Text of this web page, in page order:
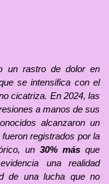
un rastro de dolor en
se intensifica con el
cicatriza. En 2024, las
a manos de sus
alcanzaron un
registrados por la
un 30% másque
una realidad
de una lucha que no